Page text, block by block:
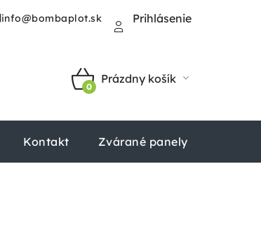
info@bombaplot.sk Prihlásenie
NÁKUPNÝ
Prázdny košík
Kontakt Zvárané panely